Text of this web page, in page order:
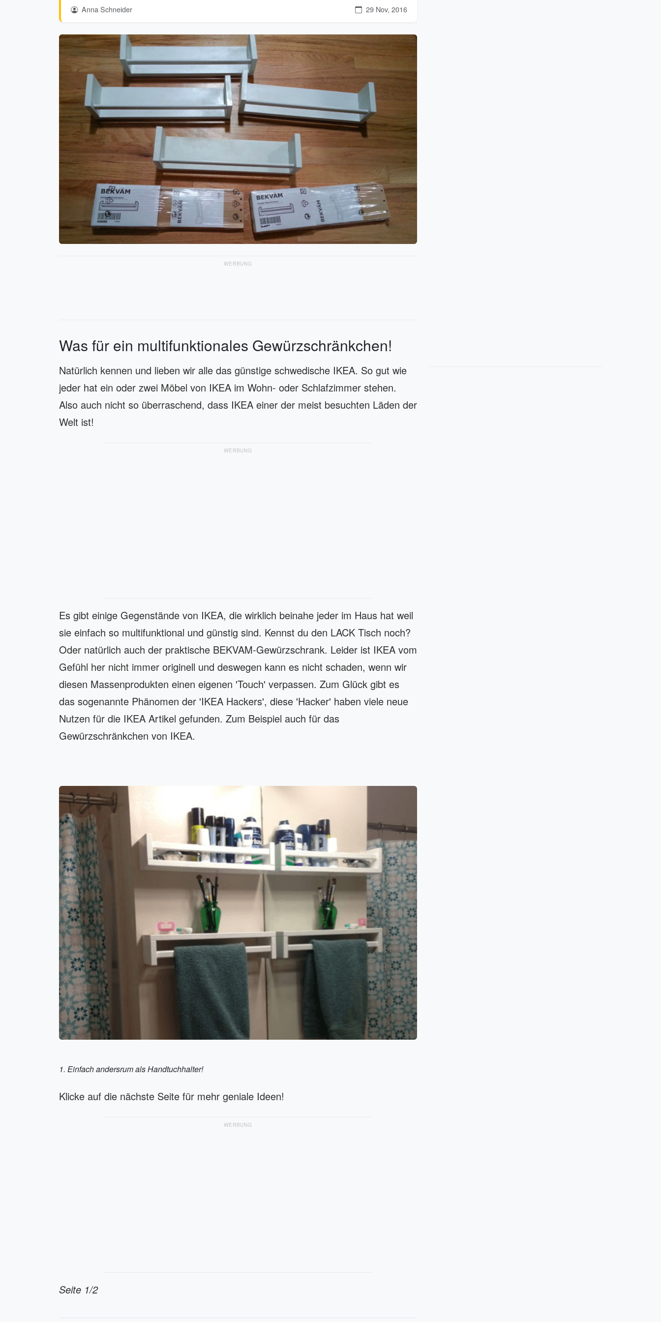
Anna Schneider 29 Nov, 2016
WERBUNG
Was für ein multifunktionales Gewürzschränkchen!
Natürlich kennen und lieben wir alle das günstige schwedische IKEA. So gut wie
jeder hat ein oder zwei Möbel von IKEA im Wohn- oder Schlafzimmer stehen.
Also auch nicht so überraschend, dass IKEA einer der meist besuchten Läden der
Welt ist!
WERBUNG
Es gibt einige Gegenstände von IKEA, die wirklich beinahe jeder im Haus hat weil
sie einfach so multifunktional und günstig sind. Kennst du den LACK Tisch noch?
Oder natürlich auch der praktische BEKVAM-Gewürzschrank. Leider ist IKEA vom
Gefühl her nicht immer originell und deswegen kann es nicht schaden, wenn wir
diesen Massenprodukten einen eigenen 'Touch' verpassen. Zum Glück gibt es
das sogenannte Phänomen der 'IKEA Hackers', diese 'Hacker' haben viele neue
Nutzen für die IKEA Artikel gefunden. Zum Beispiel auch für das
Gewürzschränkchen von IKEA.
1. Einfach andersrum als Handtuchhalter!
Klicke auf die nächste Seite für mehr geniale Ideen!
WERBUNG
Seite 1/2